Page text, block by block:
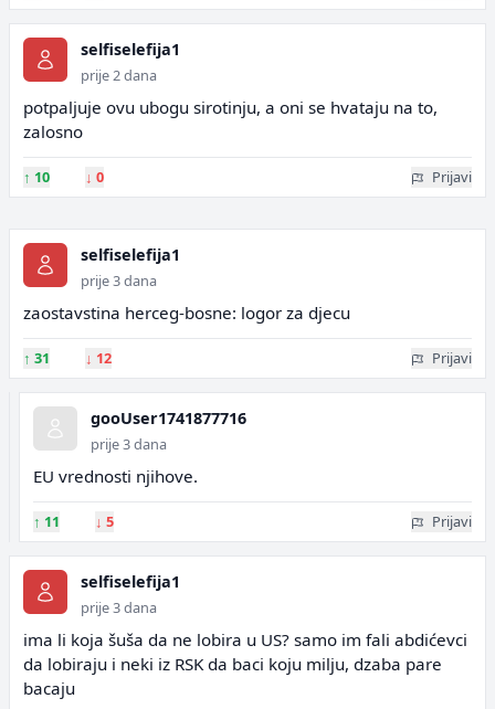
selfiselefija1
prije 2 dana
potpaljuje ovu ubogu sirotinju, a oni se hvataju na to,
zalosno
↑ 10 ↓ 0 Prijavi
selfiselefija1
prije 3 dana
zaostavstina herceg-bosne: logor za djecu
↑ 31 ↓ 12 Prijavi
gooUser1741877716
prije 3 dana
EU vrednosti njihove.
↑ 11 ↓ 5 Prijavi
selfiselefija1
prije 3 dana
ima li koja šuša da ne lobira u US? samo im fali abdićevci
da lobiraju i neki iz RSK da baci koju milju, dzaba pare
bacaju